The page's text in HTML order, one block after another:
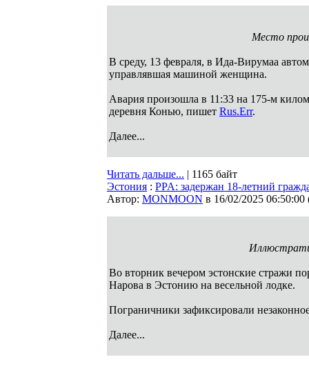
Место
В среду, 13 февраля, в Ида-Вирумаа
управлявшая машиной женщина.
Авария произошла в 11:33 на 175-м
деревня Конью, пишет Rus.Err.
Далее...
Читать дальше... | 1165 байт
Эстония : PPA: задержан 18-летний
Автор: MONMOON в 16/02/2025 06:50:00
Во вторник вечером эстонские стражи
Нарова в Эстонию на весельной лодке.
Пограничники зафиксировали
Далее...